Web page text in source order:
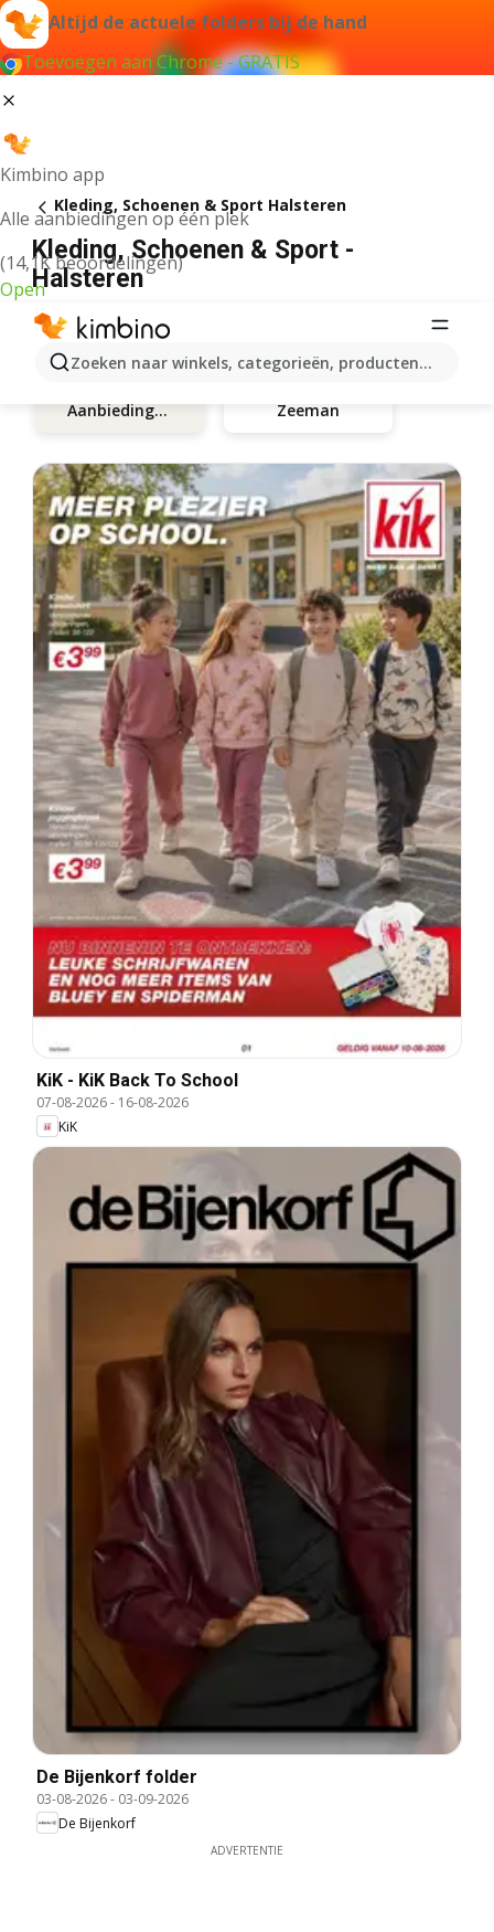
Altijd de actuele folders bij de hand
Toevoegen aan Chrome - GRATIS
Kimbino app
Alle aanbiedingen op één plek
(14,1K beoordelingen)
Open
Zoeken naar winkels, categorieën, producten...
Kleding, Schoenen & Sport Halsteren
Kleding, Schoenen & Sport -
Halsteren
Aanbiedingen Zeeman
KiK - KiK Back To School
07-08-2026- 16-08-2026
KiK
De Bijenkorf folder
03-08-2026- 03-09-2026
De Bijenkorf
ADVERTENTIE